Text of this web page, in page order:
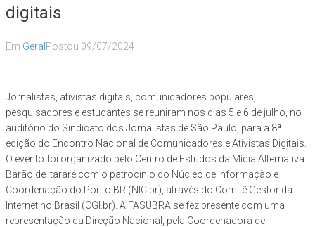
digitais
Em GeralPostou 09/07/2024
Jornalistas, ativistas digitais, comunicadores populares,
pesquisadores e estudantes se reuniram nos dias 5 e 6 de julho, no
auditório do Sindicato dos Jornalistas de São Paulo, para a 8ª
edição do Encontro Nacional de Comunicadores e Ativistas Digitais.
O evento foi organizado pelo Centro de Estudos da Mídia Alternativa
Barão de Itararé com o patrocínio do Núcleo de Informação e
Coordenação do Ponto BR (NIC.br), através do Comitê Gestor da
Internet no Brasil (CGI.br). A FASUBRA se fez presente com uma
representação da Direção Nacional, pela Coordenadora de